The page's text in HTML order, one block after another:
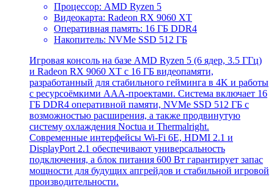
Процессор: AMD Ryzen 5
Видеокарта: Radeon RX 9060 XT
Оперативная память: 16 ГБ DDR4
Накопитель: NVMe SSD 512 ГБ
Игровая консоль на базе AMD Ryzen 5 (6 ядер, 3.5 ГГц)
и Radeon RX 9060 XT с 16 ГБ видеопамяти,
разработанный для стабильного гейминга в 4K и работы
с ресурсоёмкими AAA-проектами. Система включает 16
ГБ DDR4 оперативной памяти, NVMe SSD 512 ГБ с
возможностью расширения, а также продвинутую
систему охлаждения Noctua и Thermalright.
Современные интерфейсы Wi-Fi 6E, HDMI 2.1 и
DisplayPort 2.1 обеспечивают универсальность
подключения, а блок питания 600 Вт гарантирует запас
мощности для будущих апгрейдов и стабильной игровой
производительности.